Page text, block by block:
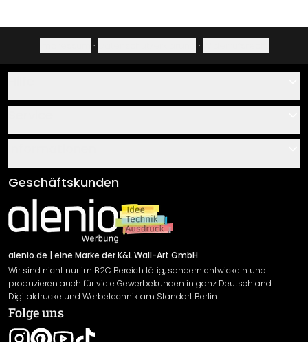
· ·
Über uns
Klebe- und Montageanleitungen
Newsletter An-/Abmeldung
Sendungsverfolgung
AGB
Impressum
Versand & Zahlung
Rücksendung
Widerrufsrecht
Datenschutzerklärung
Gewährleistung
Geschäftskunden
alenio.de | eine Marke der K&L Wall-Art GmbH.
Wir sind nicht nur im B2C Bereich tätig, sondern entwickeln und
produzieren auch für viele Gewerbekunden in ganz Deutschland
Digitaldrucke und Werbetechnik am Standort Berlin.
Folge uns